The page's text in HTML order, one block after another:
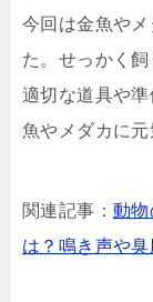
今回は金魚や
た。せっかく
適切な道具や
魚やメダカに元
関連記事： 動物
は？鳴き声や